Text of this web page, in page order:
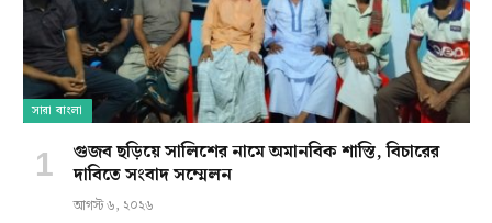
সারা বাংলা
গুজব ছড়িয়ে সালিশের নামে অমানবিক শাস্তি, বিচারের
দাবিতে সংবাদ সম্মেলন
আগস্ট ৬, ২০২৬